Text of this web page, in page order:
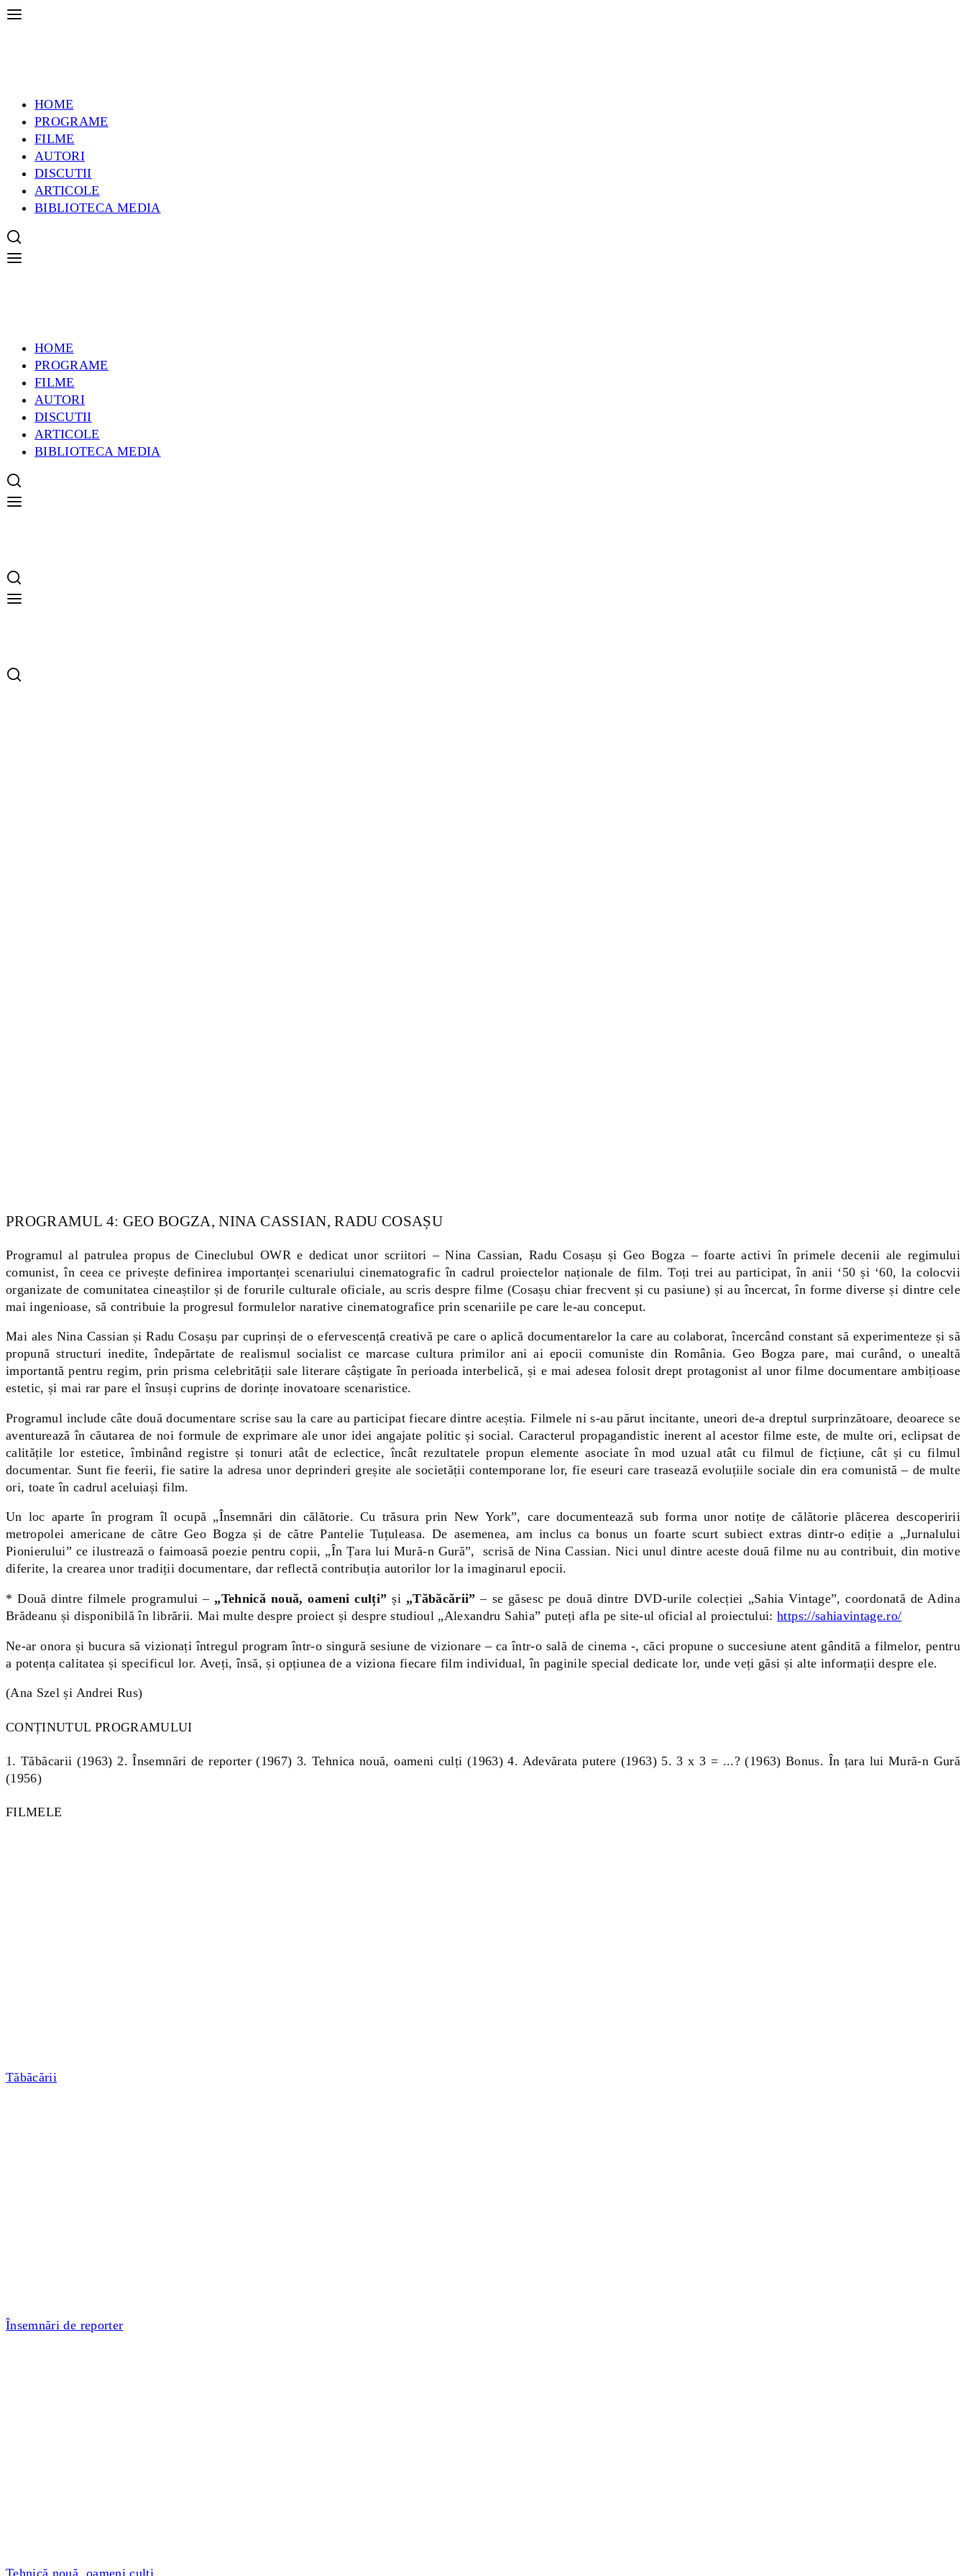
HOME
PROGRAME
FILME
AUTORI
DISCUTII
ARTICOLE
BIBLIOTECA MEDIA
HOME
PROGRAME
FILME
AUTORI
DISCUTII
ARTICOLE
BIBLIOTECA MEDIA
PROGRAMUL 4: GEO BOGZA, NINA CASSIAN, RADU COSAȘU
Programul al patrulea propus de Cineclubul OWR e dedicat unor scriitori – Nina Cassian, Radu Cosașu și Geo Bogza – foarte activi în primele decenii ale regimului
comunist, în ceea ce privește definirea importanței scenariului cinematografic în cadrul proiectelor naționale de film. Toți trei au participat, în anii ‘50 și ‘60, la colocvii
organizate de comunitatea cineaștilor și de forurile culturale oficiale, au scris despre filme (Cosașu chiar frecvent și cu pasiune) și au încercat, în forme diverse și dintre cele
mai ingenioase, să contribuie la progresul formulelor narative cinematografice prin scenariile pe care le-au conceput.
Mai ales Nina Cassian și Radu Cosașu par cuprinși de o efervescență creativă pe care o aplică documentarelor la care au colaborat, încercând constant să experimenteze și să
propună structuri inedite, îndepărtate de realismul socialist ce marcase cultura primilor ani ai epocii comuniste din România. Geo Bogza pare, mai curând, o unealtă
importantă pentru regim, prin prisma celebrității sale literare câștigate în perioada interbelică, și e mai adesea folosit drept protagonist al unor filme documentare ambițioase
estetic, și mai rar pare el însuși cuprins de dorințe inovatoare scenaristice.
Programul include câte două documentare scrise sau la care au participat fiecare dintre aceștia. Filmele ni s-au părut incitante, uneori de-a dreptul surprinzătoare, deoarece se
aventurează în căutarea de noi formule de exprimare ale unor idei angajate politic și social. Caracterul propagandistic inerent al acestor filme este, de multe ori, eclipsat de
calitățile lor estetice, îmbinând registre și tonuri atât de eclectice, încât rezultatele propun elemente asociate în mod uzual atât cu filmul de ficțiune, cât și cu filmul
documentar. Sunt fie feerii, fie satire la adresa unor deprinderi greșite ale societății contemporane lor, fie eseuri care trasează evoluțiile sociale din era comunistă – de multe
ori, toate în cadrul aceluiași film.
Un loc aparte în program îl ocupă „Însemnări din călătorie. Cu trăsura prin New York”, care documentează sub forma unor notițe de călătorie plăcerea descoperirii
metropolei americane de către Geo Bogza și de către Pantelie Tuțuleasa. De asemenea, am inclus ca bonus un foarte scurt subiect extras dintr-o ediție a „Jurnalului
Pionierului” ce ilustrează o faimoasă poezie pentru copii, „În Țara lui Mură-n Gură”, scrisă de Nina Cassian. Nici unul dintre aceste două filme nu au contribuit, din motive
diferite, la crearea unor tradiții documentare, dar reflectă contribuția autorilor lor la imaginarul epocii.
* Două dintre filmele programului – „Tehnică nouă, oameni culți” și „Tăbăcării” – se găsesc pe două dintre DVD-urile colecției „Sahia Vintage”, coordonată de Adina
Brădeanu și disponibilă în librării. Mai multe despre proiect și despre studioul „Alexandru Sahia” puteți afla pe site-ul oficial al proiectului:https://sahiavintage.ro/
Ne-ar onora și bucura să vizionați întregul program într-o singură sesiune de vizionare – ca într-o sală de cinema -, căci propune o succesiune atent gândită a filmelor, pentru
a potența calitatea și specificul lor. Aveți, însă, și opțiunea de a viziona fiecare film individual, în paginile special dedicate lor, unde veți găsi și alte informații despre ele.
(Ana Szel și Andrei Rus)
CONȚINUTUL PROGRAMULUI
1. Tăbăcarii (1963) 2. Însemnări de reporter (1967) 3. Tehnica nouă, oameni culți (1963) 4. Adevărata putere (1963) 5. 3 x 3 = ...? (1963) Bonus. În țara lui Mură-n Gură
(1956)
FILMELE
Tăbăcării
Însemnări de reporter
Tehnică nouă, oameni culți